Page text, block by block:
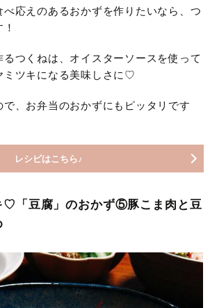
応えのあるおかずを作りたいなら、つ
つくねは、オイスターソースを使って
ミツキになる美味しさに♡
、お弁当のおかずにもピッタリです
レシピはこちら♪
♡「豆腐」のおかず⑤豚こま肉と豆